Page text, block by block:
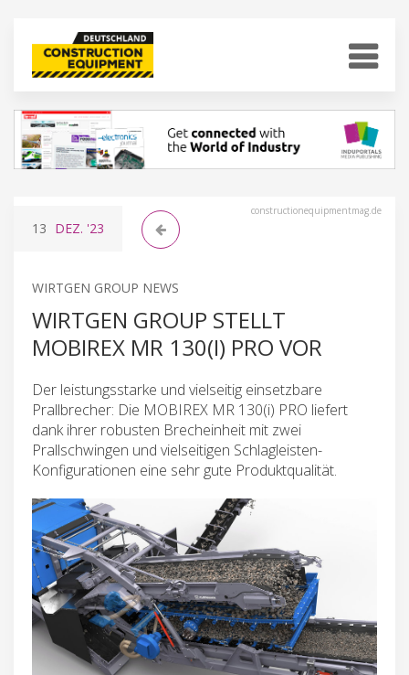
constructionequipmentmag.de
13 DEZ. '23
WIRTGEN GROUP NEWS
WIRTGEN GROUP STELLT
MOBIREX MR 130(I) PRO VOR
Der leistungsstarke und vielseitig einsetzbare
Prallbrecher: Die MOBIREX MR 130(i) PRO liefert
dank ihrer robusten Brecheinheit mit zwei
Prallschwingen und vielseitigen Schlagleisten-
Konfigurationen eine sehr gute Produktqualität.